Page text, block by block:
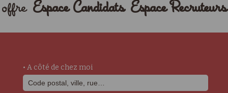
offre Espace Candidats Espace Recruteurs
• A côté de chez moi